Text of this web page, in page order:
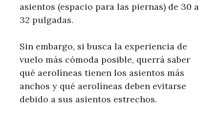
asientos (espacio para las piernas) de 30 a
32 pulgadas.
Sin embargo, si busca la experiencia de
vuelo más cómoda posible, querrá saber
qué aerolíneas tienen los asientos más
anchos y qué aerolíneas deben evitarse
debido a sus asientos estrechos.